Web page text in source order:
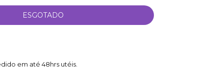
em até 48hrs utéis.